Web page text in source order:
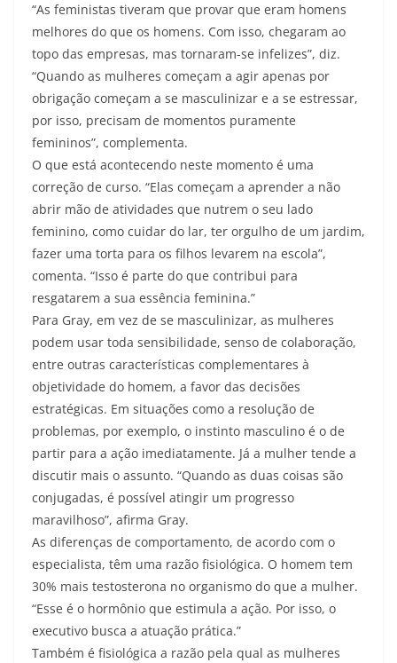
“As feministas tiveram que provar que eram homens
melhores do que os homens. Com isso, chegaram ao
topo das empresas, mas tornaram-se infelizes”, diz.
“Quando as mulheres começam a agir apenas por
obrigação começam a se masculinizar e a se estressar,
por isso, precisam de momentos puramente
femininos”, complementa.
O que está acontecendo neste momento é uma
correção de curso. “Elas começam a aprender a não
abrir mão de atividades que nutrem o seu lado
feminino, como cuidar do lar, ter orgulho de um jardim,
fazer uma torta para os filhos levarem na escola”,
comenta. “Isso é parte do que contribui para
resgatarem a sua essência feminina.”
Para Gray, em vez de se masculinizar, as mulheres
podem usar toda sensibilidade, senso de colaboração,
entre outras características complementares à
objetividade do homem, a favor das decisões
estratégicas. Em situações como a resolução de
problemas, por exemplo, o instinto masculino é o de
partir para a ação imediatamente. Já a mulher tende a
discutir mais o assunto. “Quando as duas coisas são
conjugadas, é possível atingir um progresso
maravilhoso”, afirma Gray.
As diferenças de comportamento, de acordo com o
especialista, têm uma razão fisiológica. O homem tem
30% mais testosterona no organismo do que a mulher.
“Esse é o hormônio que estimula a ação. Por isso, o
executivo busca a atuação prática.”
Também é fisiológica a razão pela qual as mulheres